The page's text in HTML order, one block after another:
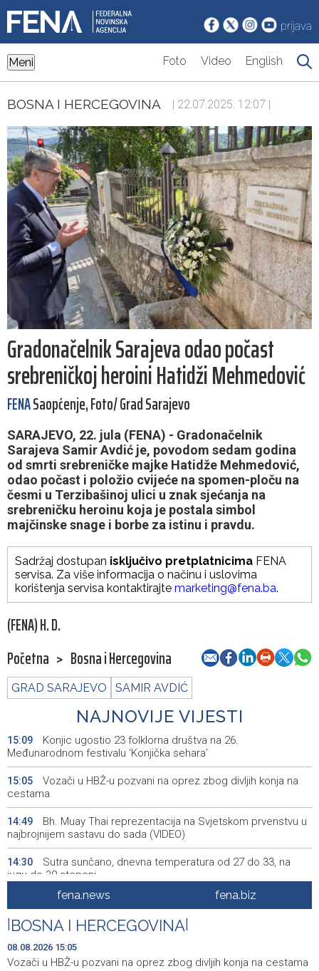
prijava
Meni Foto Video English
BOSNA I HERCEGOVINA | 22.07.2025. 12:07 |
Gradonačelnik Sarajeva odao počast
srebreničkoj heroini Hatidži Mehmedović
FENASaopćenje, Foto/ Grad Sarajevo
SARAJEVO, 22. jula (FENA) - Gradonačelnik
Sarajeva Samir Avdić je, povodom sedam godina
od smrti srebreničke majke Hatidže Mehmedović,
odao počast i položio cvijeće na spomen-ploču na
česmi u Terzibašinoj ulici u znak sjećanja na
srebreničku heroinu koja je postala simbol
majčinske snage i borbe za istinu i pravdu.
Sadržaj dostupan isključivo pretplatnicima FENA
servisa. Za više informacija o načinu i uslovima
korištenja servisa kontaktirajte marketing@fena.ba.
(FENA) H. D.
Početna > Bosna i Hercegovina
GRAD SARAJEVO SAMIR AVDIĆ
NAJNOVIJE VIJESTI
15:09
Konjic ugostio 23 folklorna društva na 26.
Međunarodnom festivalu ‘Konjička sehara’
15:05
Vozači u HBŽ-u pozvani na oprez zbog divljih konja na
cestama
14:49
Bh. Muay Thai reprezentacija na Svjetskom prvenstvu u
najbrojnijem sastavu do sada (VIDEO)
14:30
Sutra sunčano, dnevna temperatura od 27 do 33, na
jugu do 39 stepeni
Sarajevo Film Festival donosi poseban Program za
mlade u Tuzlu
14:11
Najnovija ostvarenja velikih svjetskih autora u programu
Summer Screen SFF-a
fena.news fena.biz
BOSNA I HERCEGOVINA
08.08.2026 15:05
Vozači u HBŽ-u pozvani na oprez zbog divljih konja na cestama